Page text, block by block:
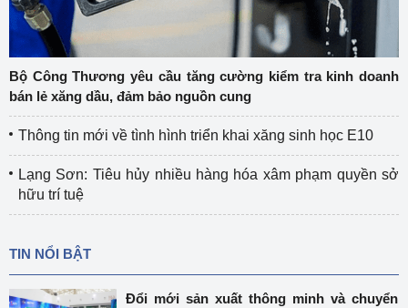
Bộ Công Thương yêu cầu tăng cường kiểm tra kinh doanh
bán lẻ xăng dầu, đảm bảo nguồn cung
Thông tin mới về tình hình triển khai xăng sinh học E10
Lạng Sơn: Tiêu hủy nhiều hàng hóa xâm phạm quyền sở
hữu trí tuệ
TIN NỔI BẬT
Đổi mới sản xuất thông minh và chuyển